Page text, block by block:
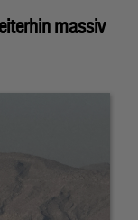
massiv